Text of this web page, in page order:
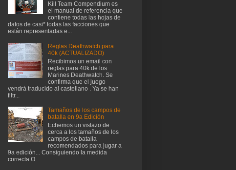
Kill Team Compendium es
el manual de referencia que
contiene todas las hojas de
datos de casi* todas las facciones que
están representadas e...
Reglas Deathwatch para
40k (ACTUALIZADO)
Recibimos un email con
reglas para 40k de los
Marines Deathwatch. Se
confirma que el juego
vendrá traducido al castellano . Ya se han
filtr...
Tamaños de los campos de
batalla en 9a Edición
Echemos un vistazo de
cerca a los tamaños de los
campos de batalla
recomendados para jugar a
9a edición... Consiguiendo la medida
correcta O...